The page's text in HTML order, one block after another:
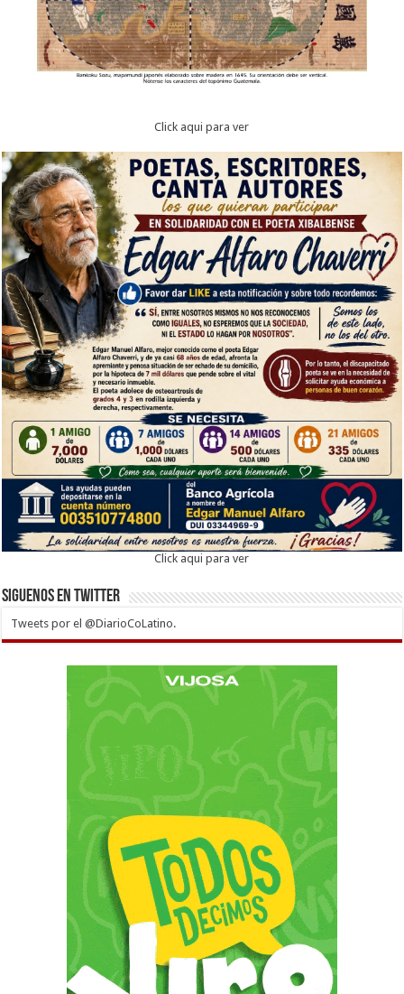
Click aqui para ver
Click aqui para ver
Siguenos en twitter
Tweets por el @DiarioCoLatino.